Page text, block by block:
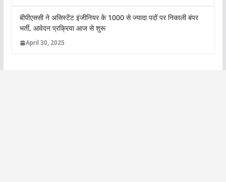
बीपीएससी ने असिस्टेंट इंजीनियर के 1000 से ज्यादा पदों पर निकाली बंपर
भर्ती, आवेदन प्रक्रिया आज से शुरू
April 30, 2025